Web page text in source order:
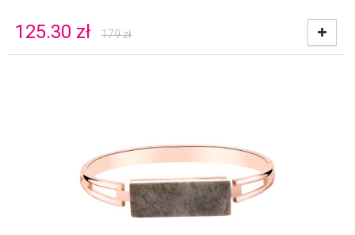
125.30 zł 179zł